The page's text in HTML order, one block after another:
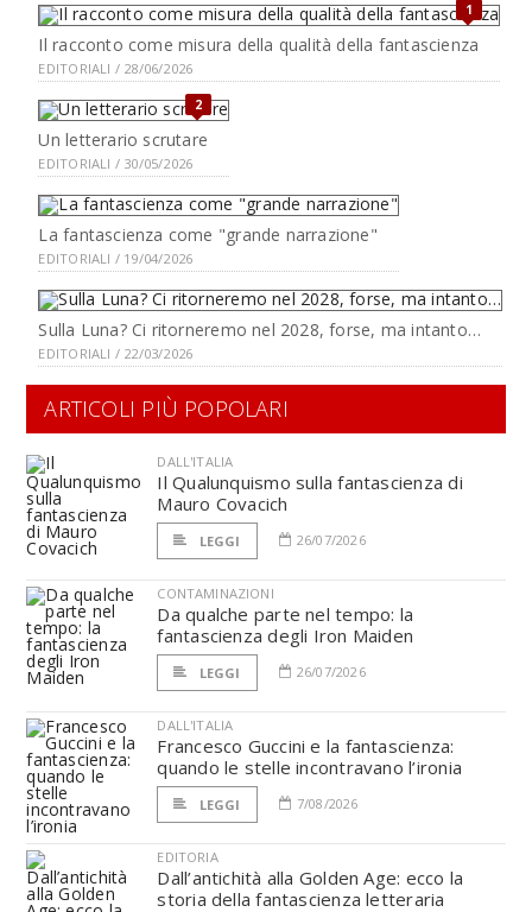
1
Il racconto come misura della qualità della fantascienza
EDITORIALI / 28/06/2026
2
Un letterario scrutare
EDITORIALI / 30/05/2026
La fantascienza come "grande narrazione"
EDITORIALI / 19/04/2026
Sulla Luna? Ci ritorneremo nel 2028, forse, ma intanto…
EDITORIALI / 22/03/2026
ARTICOLI PIÙ POPOLARI
DALL'ITALIA
Il Qualunquismo sulla fantascienza di
Mauro Covacich
LEGGI 26/07/2026
CONTAMINAZIONI
Da qualche parte nel tempo: la
fantascienza degli Iron Maiden
LEGGI 26/07/2026
DALL'ITALIA
Francesco Guccini e la fantascienza:
quando le stelle incontravano l’ironia
LEGGI 7/08/2026
EDITORIA
Dall’antichità alla Golden Age: ecco la
storia della fantascienza letteraria